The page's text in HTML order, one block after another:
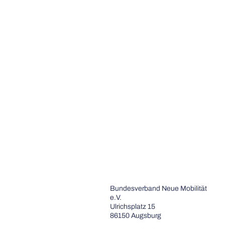
Bundesverband Neue Mobilität
e.V.
Ulrichsplatz 15
86150 Augsburg